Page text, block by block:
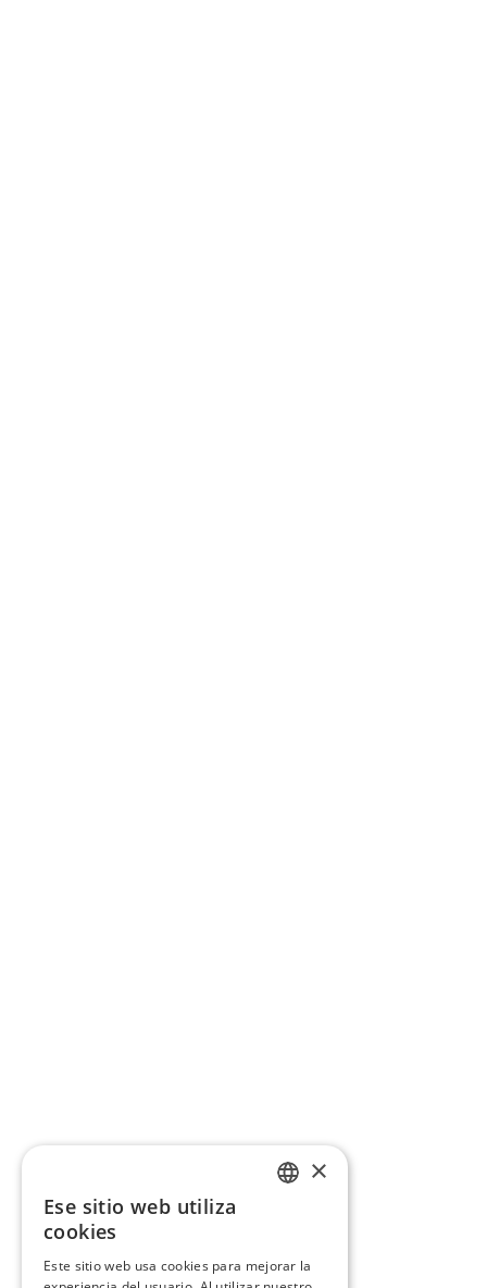
×
Ese sitio web utiliza
cookies
Este sitio web usa cookies para mejorar la